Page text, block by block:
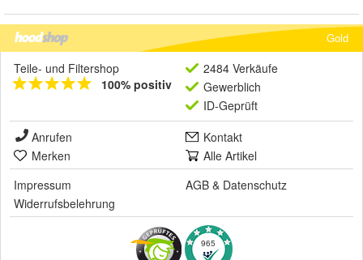
Gold
Teile- und Filtershop
100% positiv
2484 Verkäufe
Gewerblich
ID-Geprüft
Anrufen
Kontakt
Merken
Alle Artikel
Impressum
AGB & Datenschutz
Widerrufsbelehrung
965